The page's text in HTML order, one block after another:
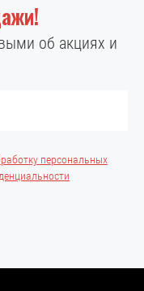
об акциях и
персональных